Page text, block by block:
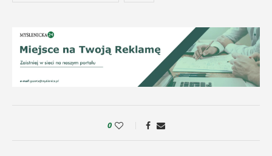
0